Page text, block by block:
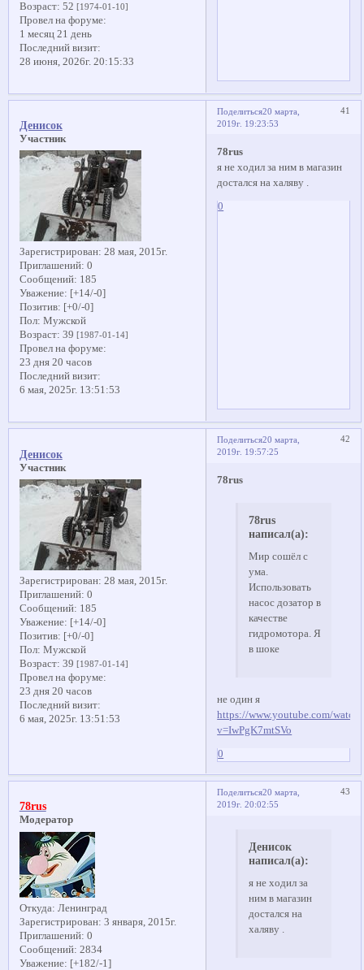
Возраст: 52 [1974-01-10]
Провел на форуме:
1 месяц 21 день
Последний визит:
28 июня, 2026г. 20:15:33
Поделиться 41
20 марта,
2019г. 19:23:53
Денисок
Участник
Зарегистрирован: 28 мая, 2015г.
Приглашений: 0
Сообщений: 185
Уважение: [+14/-0]
Позитив: [+0/-0]
Пол: Мужской
Возраст: 39 [1987-01-14]
Провел на форуме:
23 дня 20 часов
Последний визит:
6 мая, 2025г. 13:51:53
78rus
я не ходил за ним в магазин
достался на халяву .
0
Поделиться 42
20 марта,
2019г. 19:57:25
Денисок
Участник
Зарегистрирован: 28 мая, 2015г.
Приглашений: 0
Сообщений: 185
Уважение: [+14/-0]
Позитив: [+0/-0]
Пол: Мужской
Возраст: 39 [1987-01-14]
Провел на форуме:
23 дня 20 часов
Последний визит:
6 мая, 2025г. 13:51:53
78rus
78rus
написал(а):
Мир сошёл с
ума.
Использовать
насос дозатор в
качестве
гидромотора. Я
в шоке
не один я
https://www.youtube.com/watch?
v=IwPgK7mtSVo
0
Поделиться 43
20 марта,
2019г. 20:02:55
78rus
Модератор
Откуда: Ленинград
Зарегистрирован: 3 января, 2015г.
Приглашений: 0
Сообщений: 2834
Уважение: [+182/-1]
Денисок
написал(а):
я не ходил за
ним в магазин
достался на
халяву .